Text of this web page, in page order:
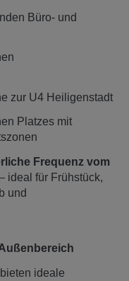
Büro- und
zur U4 Heiligenstadt
Platzes mit
Frequenz vom
ideal für Frühstück,
und
ideale